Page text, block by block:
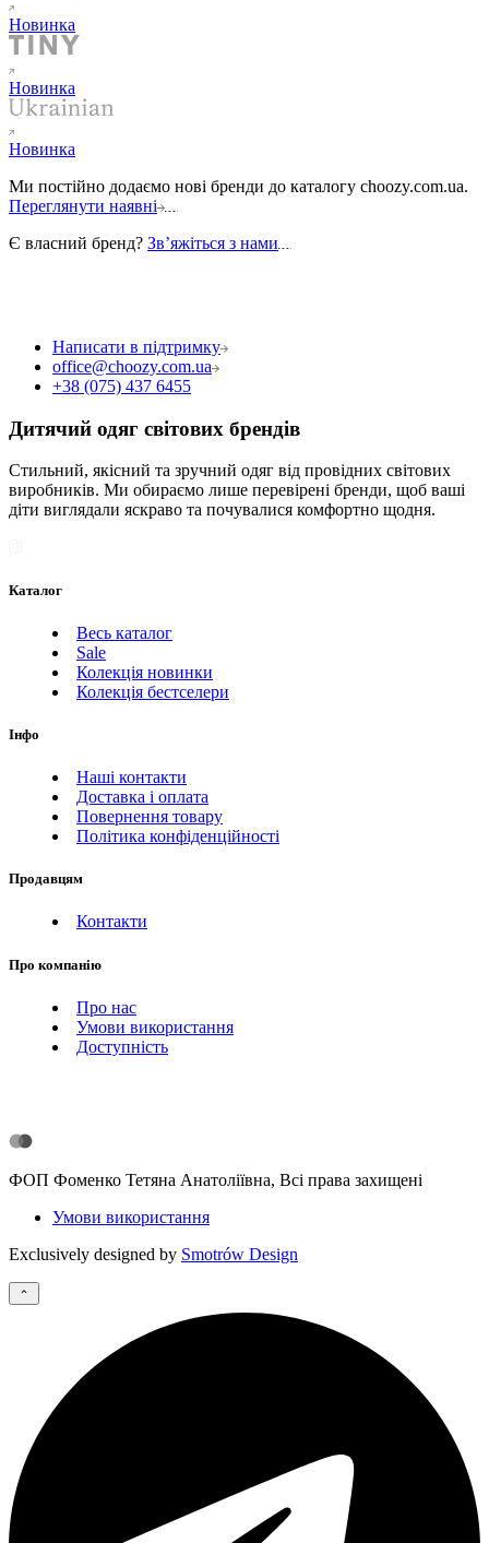
Новинка
Новинка
Новинка
Ми постійно додаємо нові бренди до каталогу choozy.com.ua.
Переглянути наявні
Є власний бренд? Звʼяжіться з нами
Написати в підтримку
office@choozy.com.ua
+38 (075) 437 6455
Дитячий одяг світових брендів
Стильний, якісний та зручний одяг від провідних світових
виробників. Ми обираємо лише перевірені бренди, щоб ваші
діти виглядали яскраво та почувалися комфортно щодня.
Каталог
Весь каталог
Sale
Колекція новинки
Колекція бестселери
Інфо
Наші контакти
Доставка і оплата
Повернення товару
Політика конфіденційності
Продавцям
Контакти
Про компанію
Про нас
Умови використання
Доступність
ФОП Фоменко Тетяна Анатоліївна, Всі права захищені
Умови використання
Exclusively designed by Smotrów Design